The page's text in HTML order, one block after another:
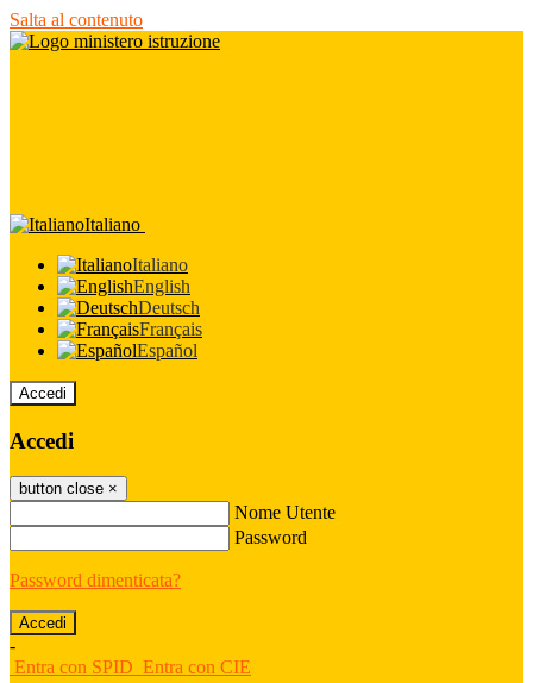
Salta al contenuto
Italiano
Italiano
English
Deutsch
Français
Español
Accedi
Accedi
button close ×
Nome Utente
Password
Password dimenticata?
-
Entra con SPID Entra con CIE